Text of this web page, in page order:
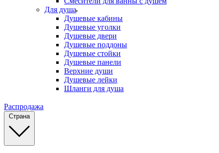
Для душа
Душевые кабины
Душевые уголки
Душевые двери
Душевые поддоны
Душевые стойки
Душевые панели
Верхние души
Душевые лейки
Шланги для душа
Распродажа
Страна